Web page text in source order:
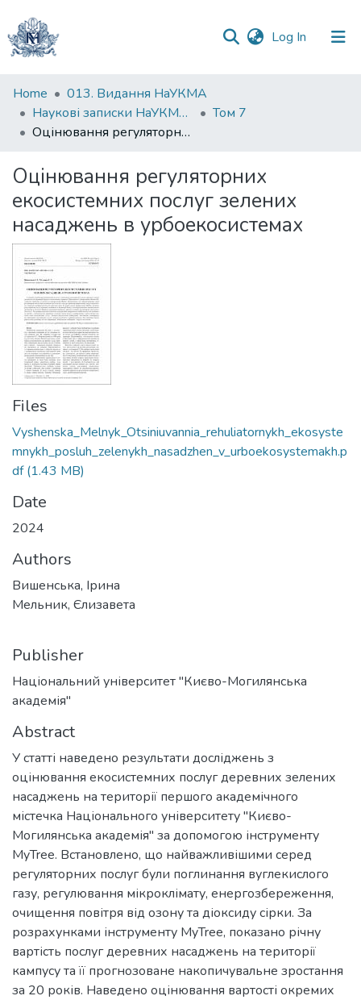
Log In (current)
Communities
&
Collections
Statistics
Home
013. Видання НаУКМА
Наукові записки НаУКМА. Біологія та екологія
Том 7
Оцінювання регуляторних екосистемних послуг зелених насаджень в урбоекосистемах
Оцінювання регуляторних
екосистемних послуг зелених
насаджень в урбоекосистемах
Files
Vyshenska_Melnyk_Otsiniuvannia_rehuliatornykh_ekosyste
mnykh_posluh_zelenykh_nasadzhen_v_urboekosystemakh.p
df(1.43 MB)
Date
2024
Authors
Вишенська, Ірина
Мельник, Єлизавета
Publisher
Національний університет "Києво-Могилянська
академія"
Abstract
У статті наведено результати досліджень з
оцінювання екосистемних послуг деревних зелених
насаджень на території першого академічного
містечка Національного університету "Києво-
Могилянська академія" за допомогою інструменту
MyTree. Встановлено, що найважливішими серед
регуляторних послуг були поглинання вуглекислого
газу, регулювання мікроклімату, енергозбереження,
очищення повітря від озону та діоксиду сірки. За
розрахунками інструменту MyTree, показано річну
вартість послуг деревних насаджень на території
кампусу та її прогнозоване накопичувальне зростання
за 20 років. Наведено оцінювання вартості окремих